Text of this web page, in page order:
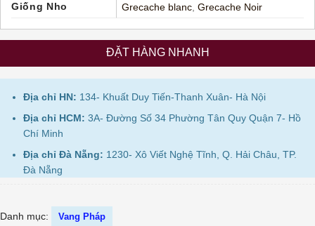
Giống Nho
Grecache blanc, Grecache Noir
ĐẶT HÀNG NHANH
Địa chỉ HN: 134- Khuất Duy Tiến-Thanh Xuân- Hà Nội
Địa chỉ HCM: 3A- Đường Số 34 Phường Tân Quy Quận 7- Hồ
Chí Minh
Địa chỉ Đà Nẵng: 1230- Xô Viết Nghệ Tĩnh, Q. Hải Châu, TP.
Đà Nẵng
Danh mục: Vang Pháp